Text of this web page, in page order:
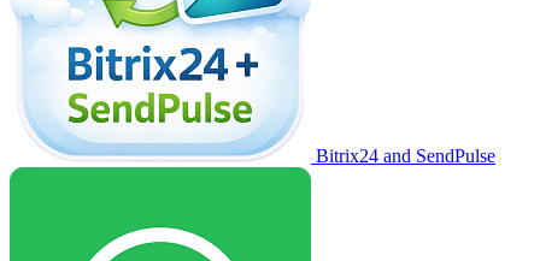
Bitrix24 and SendPulse